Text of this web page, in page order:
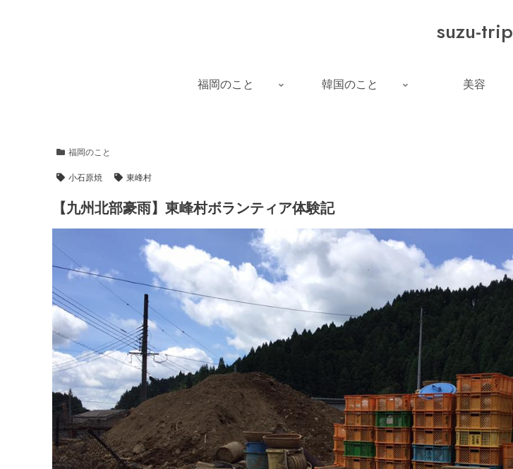
suzu-trip
福岡のこと 韓国のこと 美容
福岡のこと
小石原焼 東峰村
【九州北部豪雨】東峰村ボランティア体験記